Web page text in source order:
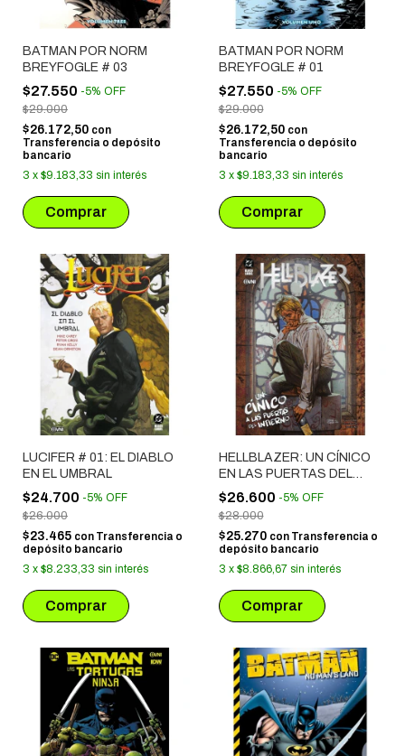
BATMAN POR NORM
BREYFOGLE # 03
$27.550 -5% OFF
$29.000
$26.172,50 con
Transferencia o depósito
bancario
3 x $9.183,33 sin interés
BATMAN POR NORM
BREYFOGLE # 01
$27.550 -5% OFF
$29.000
$26.172,50 con
Transferencia o depósito
bancario
3 x $9.183,33 sin interés
LUCIFER # 01: EL DIABLO
EN EL UMBRAL
$24.700 -5% OFF
$26.000
$23.465 con Transferencia o
depósito bancario
3 x $8.233,33 sin interés
HELLBLAZER: UN CÍNICO
EN LAS PUERTAS DEL
INFIERNO
$26.600 -5% OFF
$28.000
$25.270 con Transferencia o
depósito bancario
3 x $8.866,67 sin interés